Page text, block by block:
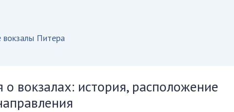
Питера
вокзалах: история, расположение